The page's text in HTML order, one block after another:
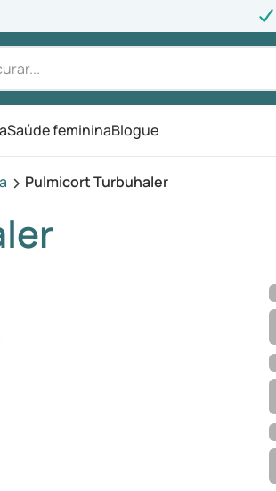
Saúde femininaBlogue
Pulmicort Turbuhaler